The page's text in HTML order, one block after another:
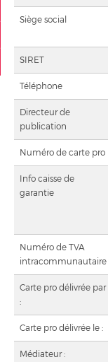
Nos offres
Ma sélection
Siège social
SIRET
Téléphone
Directeur de
publication
Numéro de carte pro
Info caisse de
garantie
Numéro de TVA
intracommunautaire
Carte pro délivrée par
:
Carte pro délivrée le :
Médiateur :